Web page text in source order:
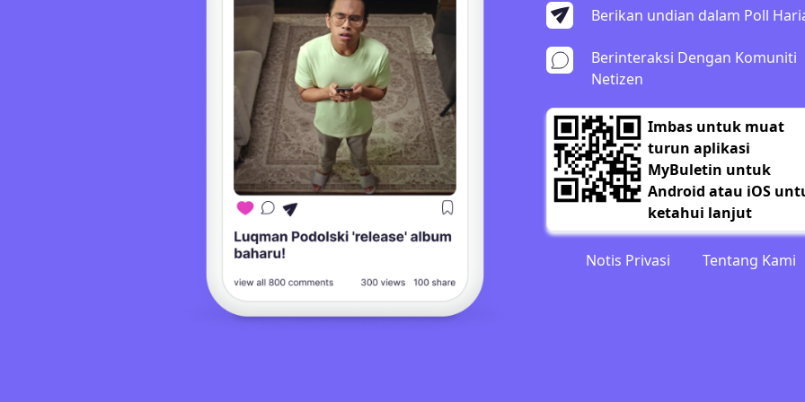
Berikan undian dalam Poll
Berinteraksi Dengan Komuniti
Netizen
Imbas untuk muat
turun aplikasi
MyBuletin untuk
Android atau iOS
ketahui lanjut
Notis Privasi Tentang Kami